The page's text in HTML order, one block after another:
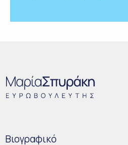
Bιογραφικό